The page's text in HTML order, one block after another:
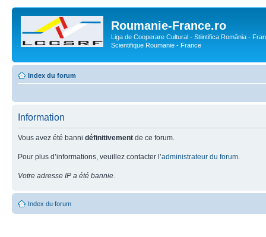
Roumanie-France.ro
Liga de Cooperare Cultural - Stiintifica România -
Scientifique Roumanie - France
Index du forum
Information
Vous avez été banni définitivement de ce forum.
Pour plus d’informations, veuillez contacter l’administrateur du forum
Votre adresse IP a été bannie.
Index du forum